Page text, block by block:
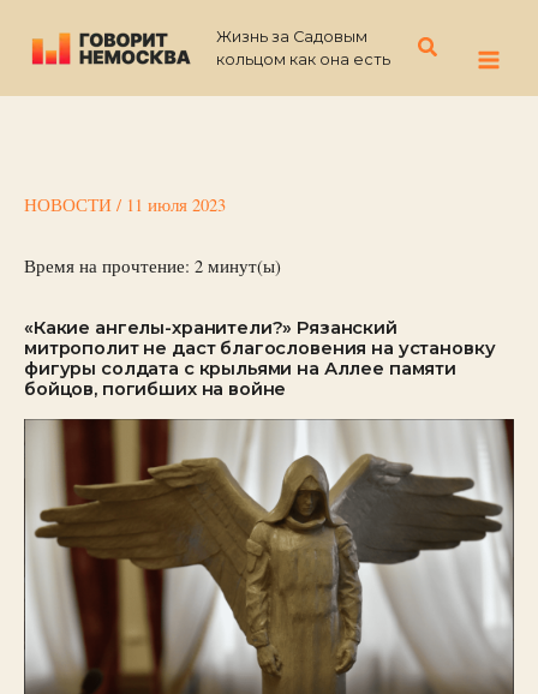
содержимому
Жизнь за Садовым
кольцом как она есть
Поиск
НОВОСТИ / 11 июля 2023
Время на прочтение: 2 минут(ы)
«Какие ангелы-хранители?» Рязанский
митрополит не даст благословения на установку
фигуры солдата с крыльями на Аллее памяти
бойцов, погибших на войне